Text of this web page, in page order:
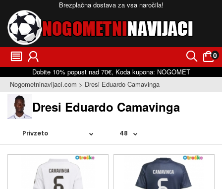
Brezplačna dostava za vsa naročila!
󰂩 󰃳 󰂨 0
󰃠
Dobite 10% popust nad 70€, Koda kupona: NOGOMET
Nogometninavijaci.com
Dresi Eduardo Camavinga
Dresi Eduardo Camavinga